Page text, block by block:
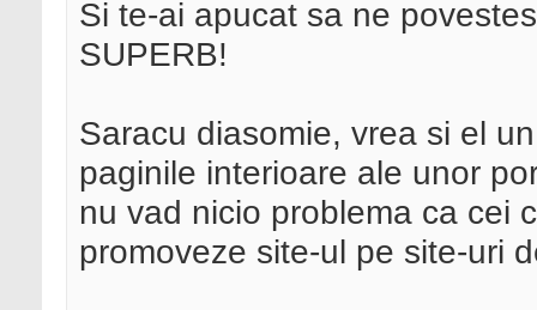
Si te-ai apucat sa ne
SUPERB!
Saracu diasomie, vrea si el
paginile interioare ale unor
nu vad nicio problema ca cei
promoveze site-ul pe site-uri